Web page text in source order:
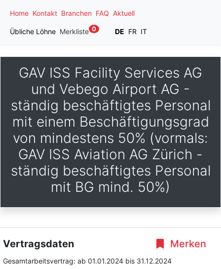
Home Kontakt Branchen FAQ Aktuell
Übliche Löhne Merkliste 0 DE FR IT
GAV ISS Facility Services AG
und Vebego Airport AG -
ständig beschäftigtes Personal
mit einem Beschäftigungsgrad
von mindestens 50% (vormals:
GAV ISS Aviation AG Zürich -
ständig beschäftigtes Personal
mit BG mind. 50%)
Merken
Vertragsdaten
Gesamtarbeitsvertrag: ab 01.01.2024 bis 31.12.2024